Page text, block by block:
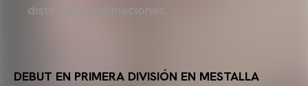
distintas combinaciones.
DEBUT EN PRIMERA DIVISIÓN EN MESTALLA